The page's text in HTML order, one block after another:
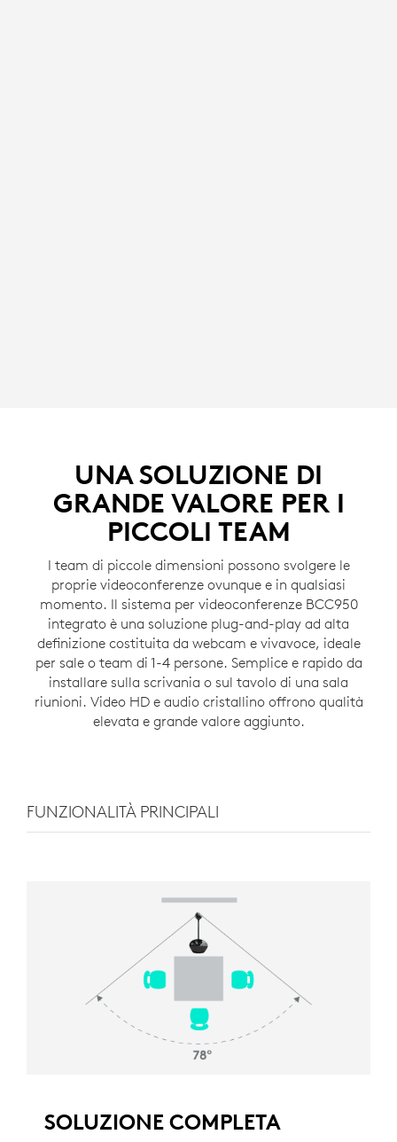
UNA SOLUZIONE DI
GRANDE VALORE PER I
PICCOLI TEAM
I team di piccole dimensioni possono svolgere le
proprie videoconferenze ovunque e in qualsiasi
momento. Il sistema per videoconferenze BCC950
integrato è una soluzione plug-and-play ad alta
definizione costituita da webcam e vivavoce, ideale
per sale o team di 1-4 persone. Semplice e rapido da
installare sulla scrivania o sul tavolo di una sala
riunioni. Video HD e audio cristallino offrono qualità
elevata e grande valore aggiunto.
FUNZIONALITÀ PRINCIPALI
SOLUZIONE COMPLETA